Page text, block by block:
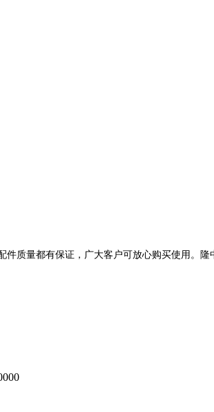
质量都有保证，广大客户可放心购买使用。隆